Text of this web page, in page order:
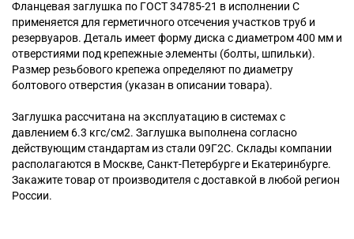
Фланцевая заглушка по ГОСТ 34785-21 в исполнении C
применяется для герметичного отсечения участков труб и
резервуаров. Деталь имеет форму диска с диаметром 400 мм и
отверстиями под крепежные элементы (болты, шпильки).
Размер резьбового крепежа определяют по диаметру
болтового отверстия (указан в описании товара).
Заглушка рассчитана на эксплуатацию в системах с
давлением 6.3 кгс/см2. Заглушка выполнена согласно
действующим стандартам из стали 09Г2С. Склады компании
располагаются в Москве, Санкт-Петербурге и Екатеринбурге.
Закажите товар от производителя с доставкой в любой регион
России.